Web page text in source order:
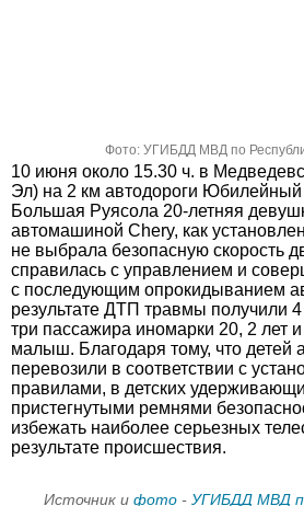
Фото: УГИБДД МВД по
10 июня около 15.30 ч. в
Эл) на 2 км автодороги
Большая Руясола 20-летняя
автомашиной Chery, как
не выбрала безопасную скорость
справилась с управлением и
с последующим опрокидыванием
результате ДТП травмы получили 4
три пассажира иномарки 20, 2 лет
малыш. Благодаря тому, что детей
перевозили в соответствии с
правилами, в детских
пристегнутыми ремнями
избежать наиболее серьезных
результате происшествия.
Источник и фото - УГИБДД МВД